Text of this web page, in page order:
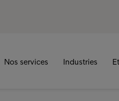
Nos services Industries